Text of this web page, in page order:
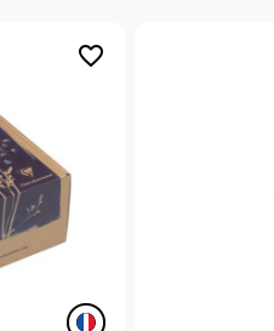
favorite_border